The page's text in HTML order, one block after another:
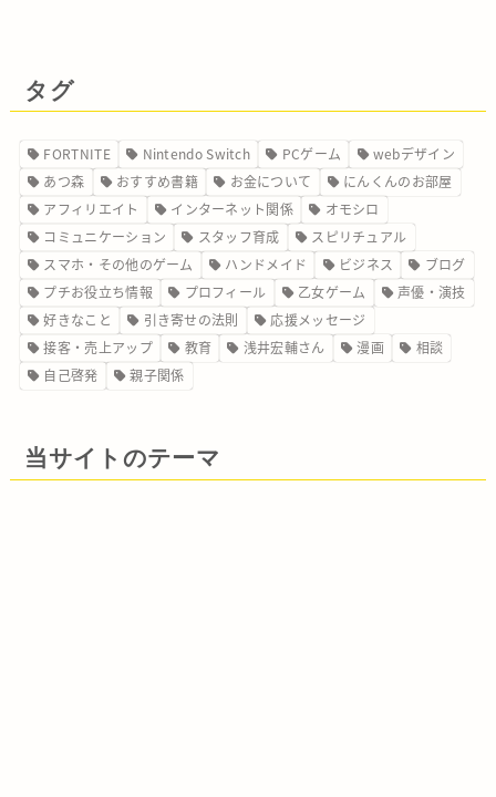
タグ
FORTNITE Nintendo Switch PCゲーム
webデザイン
あつ森
おすすめ書籍 お金について
にんくんのお部屋
アフィリエイト
インターネット関係
オモシロ
コミュニケーション
スタッフ育成
スピリチュアル
スマホ・その他のゲーム
ハンドメイド ビジネス
ブログ
プチお役立ち情報
プロフィール 乙女ゲーム
声優・演技
好きなこと
引き寄せの法則
応援メッセージ
接客・売上アップ
教育 浅井宏輔さん 漫画
相談
自己啓発
親子関係
当サイトのテーマ